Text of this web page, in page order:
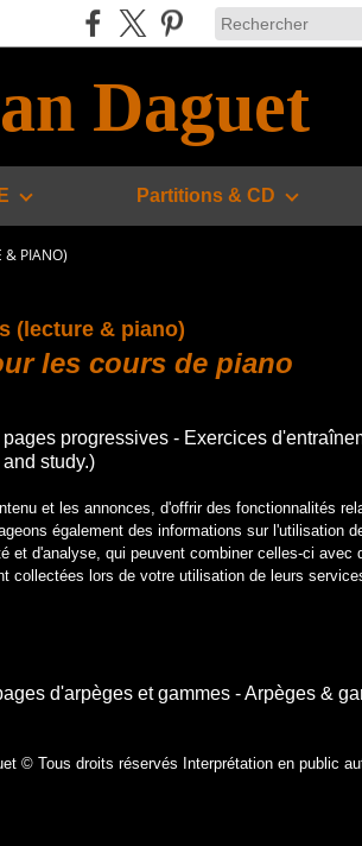
Daguet
Partitions & CD
& PIANO)
(lecture & piano)
les cours de piano
progressives - Exercices
study.)
et les annonces, d'offrir des fonctionnalités
également des informations sur l'utilisation
et d'analyse, qui peuvent combiner celles-ci avec
collectées lors de votre utilisation de leurs
d'arpèges et gammes - Arpèges &
© Tous droits réservés Interprétation en public